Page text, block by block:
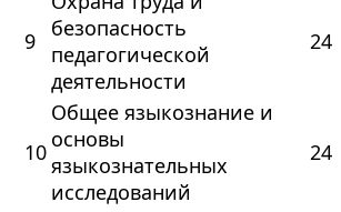
9
безопасность
педагогической
деятельности
24
10
Общее языкознание и
основы
языкознательных
исследований
24